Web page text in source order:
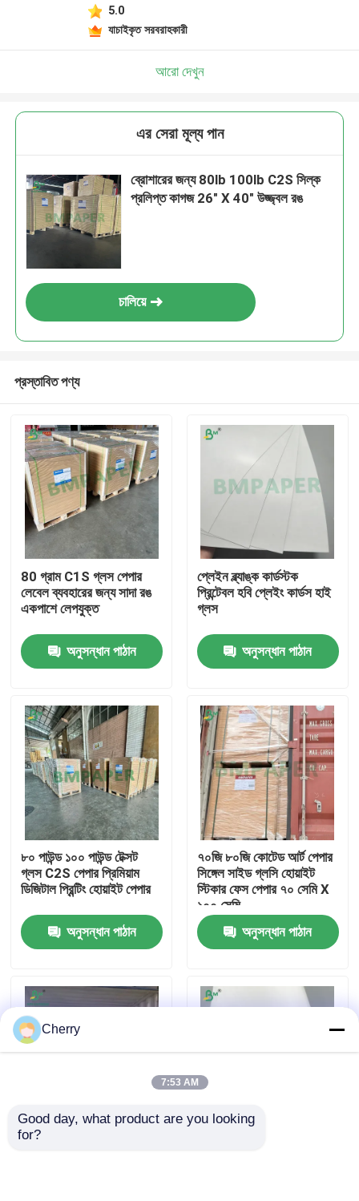
বাড়ি
পণ্য
আমাদের সম্পর্কে
কারখানা ভ্রমণ
মান নিয়ন্ত্রণ
আমাদের সাথে যোগাযোগ করুন
খবর
CAD প্লটার পেপার
5.0
যাচাইকৃত সরবরাহকারী
আরো দেখুন
এর সেরা মূল্য পান
ব্রোশারের জন্য 80lb 100lb C2S সিল্ক
প্রলিপ্ত কাগজ 26" X 40" উজ্জ্বল রঙ
চালিয়ে
প্রস্তাবিত পণ্য
80 গ্রাম C1S গ্লস পেপার
লেবেল ব্যবহারের জন্য সাদা রঙ
একপাশে লেপযুক্ত
অনুসন্ধান পাঠান
প্লেইন ব্ল্যাঙ্ক কার্ডস্টক
প্রিন্টেবল হবি প্লেইং কার্ডস হাই
গ্লস
অনুসন্ধান পাঠান
৮০ পাউন্ড ১০০ পাউন্ড টেক্সট
গ্লস C2S পেপার প্রিমিয়াম
ডিজিটাল প্রিন্টিং হোয়াইট পেপার
অনুসন্ধান পাঠান
৭০জি ৮০জি কোটেড আর্ট পেপার
সিঙ্গেল সাইড গ্লসি হোয়াইট
স্টিকার ফেস পেপার ৭০ সেমি X
১০০ সেমি
অনুসন্ধান পাঠান
1 মিমি 2 মিমি সাদা রঙের
Cherry
7:53 AM
Good day, what product are you looking
for?